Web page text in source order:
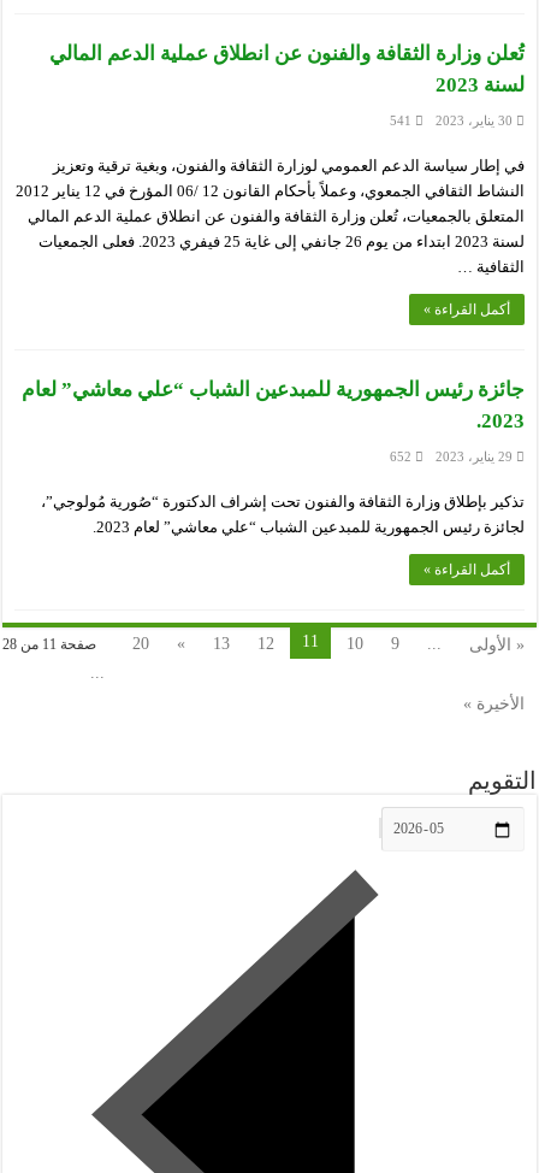
تُعلن وزارة الثقافة والفنون عن انطلاق عملية الدعم المالي
لسنة 2023
30 يناير، 2023 541
في إطار سياسة الدعم العمومي لوزارة الثقافة والفنون، وبغية ترقية وتعزيز
النشاط الثقافي الجمعوي، وعملاً بأحكام القانون 12 /06 المؤرخ في 12 يناير 2012
المتعلق بالجمعيات، تُعلن وزارة الثقافة والفنون عن انطلاق عملية الدعم المالي
لسنة 2023 ابتداء من يوم 26 جانفي إلى غاية 25 فيفري 2023. فعلى الجمعيات
الثقافية …
أكمل القراءة »
جائزة رئيس الجمهورية للمبدعين الشباب “علي معاشي” لعام
2023.
29 يناير، 2023 652
تذكير بإطلاق وزارة الثقافة والفنون تحت إشراف الدكتورة “صُورية مُولوجي”،
لجائزة رئيس الجمهورية للمبدعين الشباب “علي معاشي” لعام 2023.
أكمل القراءة »
صفحة 11 من 28 « الأولى ...
9
10
11
12
13
»
20
...
الأخيرة »
التقويم